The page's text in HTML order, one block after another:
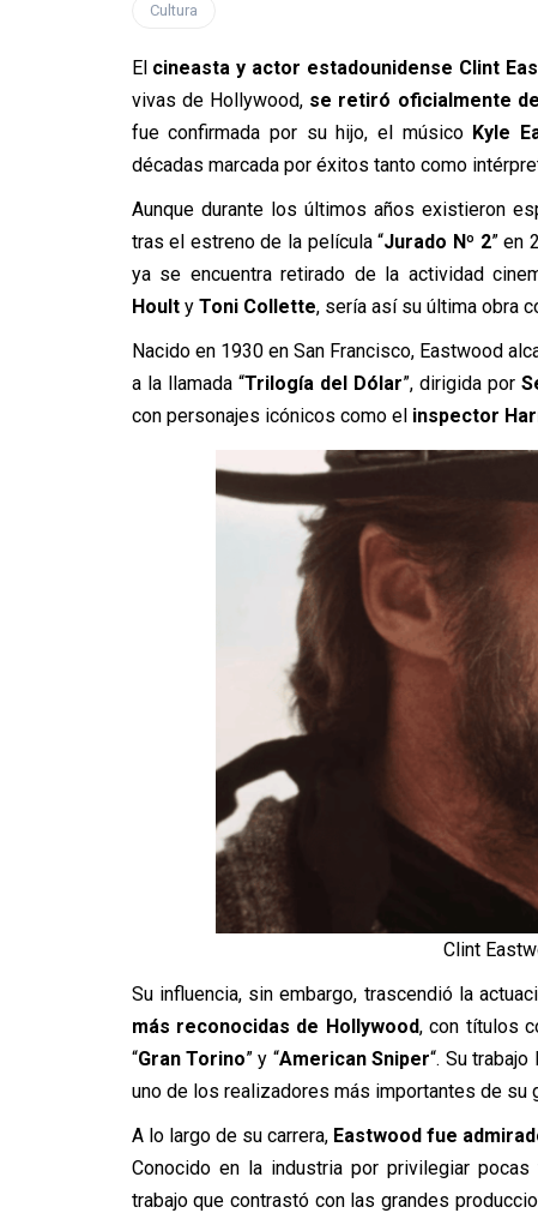
Cultura
El cineasta y actor estadounidense Clint
vivas de Hollywood, se retiró oficialmente
fue confirmada por su hijo, el músico Kyle
décadas marcada por éxitos tanto como
Aunque durante los últimos años existieron
tras el estreno de la película “Jurado Nº 2” en
ya se encuentra retirado de la actividad
Hoult y Toni Collette, sería así su última obra
Nacido en 1930 en San Francisco, Eastwood
a la llamada “Trilogía del Dólar”, dirigida por
con personajes icónicos como el inspector
Clint
Su influencia, sin embargo, trascendió la
más reconocidas de Hollywood, con títulos
“Gran Torino” y “American Sniper“. Su trabajo
uno de los realizadores más importantes de su
A lo largo de su carrera, Eastwood fue
Conocido en la industria por privilegiar
trabajo que contrastó con las grandes